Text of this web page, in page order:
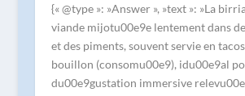
{« @type »: »Answer », »text »: »La
viande mijotu00e9e lentement dans
et des piments, souvent servie en
bouillon (consomu00e9), idu00e9al
du00e9gustation immersive